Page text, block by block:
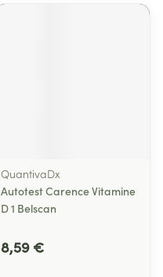
QuantivaDx
Autotest Carence Vitamine
D 1 Belscan
8,59 €